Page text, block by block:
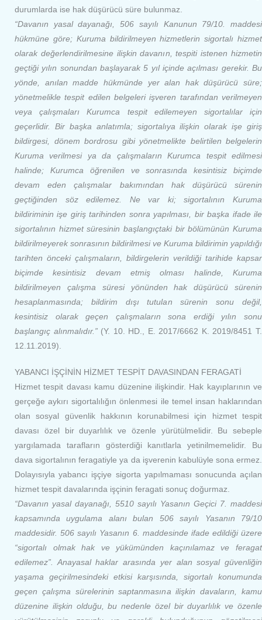
durumlarda ise hak düşürücü süre bulunmaz.
“Davanın yasal dayanağı, 506 sayılı Kanunun 79/10. maddesi
hükmüne göre; Kuruma bildirilmeyen hizmetlerin sigortalı hizmet
olarak değerlendirilmesine ilişkin davanın, tespiti istenen hizmetin
geçtiği yılın sonundan başlayarak 5 yıl içinde açılması gerekir. Bu
yönde, anılan madde hükmünde yer alan hak düşürücü süre;
yönetmelikle tespit edilen belgeleri işveren tarafından verilmeyen
veya çalışmaları Kurumca tespit edilemeyen sigortalılar için
geçerlidir. Bir başka anlatımla; sigortalıya ilişkin olarak işe giriş
bildirgesi, dönem bordrosu gibi yönetmelikte belirtilen belgelerin
Kuruma verilmesi ya da çalışmaların Kurumca tespit edilmesi
halinde; Kurumca öğrenilen ve sonrasında kesintisiz biçimde
devam eden çalışmalar bakımından hak düşürücü sürenin
geçtiğinden söz edilemez. Ne var ki; sigortalının Kuruma
bildiriminin işe giriş tarihinden sonra yapılması, bir başka ifade ile
sigortalının hizmet süresinin başlangıçtaki bir bölümünün Kuruma
bildirilmeyerek sonrasının bildirilmesi ve Kuruma bildirimin yapıldığı
tarihten önceki çalışmaların, bildirgelerin verildiği tarihide kapsar
biçimde kesintisiz devam etmiş olması halinde, Kuruma
bildirilmeyen çalışma süresi yönünden hak düşürücü sürenin
hesaplanmasında; bildirim dışı tutulan sürenin sonu değil,
kesintisiz olarak geçen çalışmaların sona erdiği yılın sonu
başlangıç alınmalıdır.” (Y. 10. HD., E. 2017/6662 K. 2019/8451 T.
12.11.2019).
YABANCI İŞÇİNİN HİZMET TESPİT DAVASINDAN FERAGATİ
Hizmet tespit davası kamu düzenine ilişkindir. Hak kayıplarının ve
gerçeğe aykırı sigortalılığın önlenmesi ile temel insan haklarından
olan sosyal güvenlik hakkının korunabilmesi için hizmet tespit
davası özel bir duyarlılık ve özenle yürütülmelidir. Bu sebeple
yargılamada tarafların gösterdiği kanıtlarla yetinilmemelidir. Bu
dava sigortalının feragatiyle ya da işverenin kabulüyle sona ermez.
Dolayısıyla yabancı işçiye sigorta yapılmaması sonucunda açılan
hizmet tespit davalarında işçinin feragati sonuç doğurmaz.
“Davanın yasal dayanağı, 5510 sayılı Yasanın Geçici 7. maddesi
kapsamında uygulama alanı bulan 506 sayılı Yasanın 79/10
maddesidir. 506 sayılı Yasanın 6. maddesinde ifade edildiği üzere
“sigortalı olmak hak ve yükümünden kaçınılamaz ve feragat
edilemez”. Anayasal haklar arasında yer alan sosyal güvenliğin
yaşama geçirilmesindeki etkisi karşısında, sigortalı konumunda
geçen çalışma sürelerinin saptanmasına ilişkin davaların, kamu
düzenine ilişkin olduğu, bu nedenle özel bir duyarlılık ve özenle